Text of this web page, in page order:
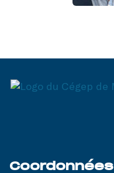
Coordonnées